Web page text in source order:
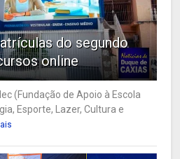
do segundo
online
(Fundação de Apoio à Escola
Esporte, Lazer, Cultura e